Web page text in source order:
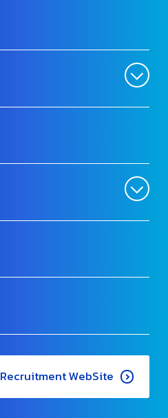
Recruitment WebSite